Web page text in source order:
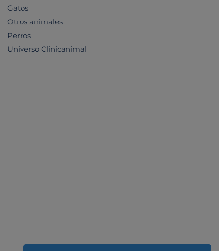
Gatos
Otros animales
Perros
Universo Clinicanimal